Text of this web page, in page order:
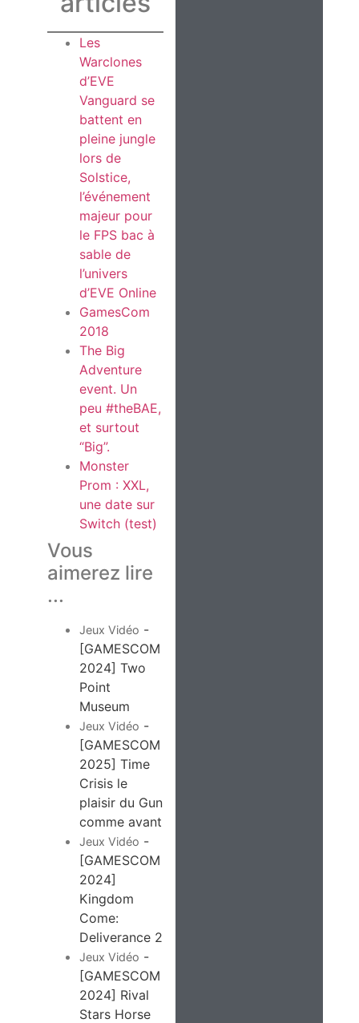
Les
Warclones
d’EVE
Vanguard se
battent en
pleine jungle
lors de
Solstice,
l’événement
majeur pour
le FPS bac à
sable de
l’univers
d’EVE Online
GamesCom
2018
The Big
Adventure
event. Un
peu #theBAE,
et surtout
“Big”.
Monster
Prom : XXL,
une date sur
Switch (test)
Vous
aimerez lire
...
Jeux Vidéo -
[GAMESCOM
2024] Two
Point
Museum
Jeux Vidéo -
[GAMESCOM
2025] Time
Crisis le
plaisir du Gun
comme avant
Jeux Vidéo -
[GAMESCOM
2024]
Kingdom
Come:
Deliverance 2
Jeux Vidéo -
[GAMESCOM
2024] Rival
Stars Horse